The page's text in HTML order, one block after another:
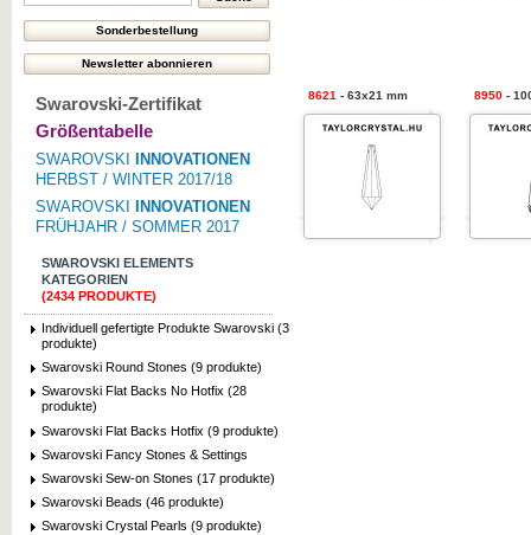
Swarovski-Zertifikat
Größentabelle
SWAROVSKI
INNOVATIONEN
HERBST / WINTER 2017/18
SWAROVSKI
INNOVATIONEN
FRÜHJAHR / SOMMER 2017
SWAROVSKI ELEMENTS
KATEGORIEN
(2434 PRODUKTE)
Individuell gefertigte Produkte Swarovski (3
produkte)
Swarovski Round Stones (9 produkte)
Swarovski Flat Backs No Hotfix (28
produkte)
Swarovski Flat Backs Hotfix (9 produkte)
Swarovski Fancy Stones & Settings
Swarovski Sew-on Stones (17 produkte)
Swarovski Beads (46 produkte)
Swarovski Crystal Pearls (9 produkte)
8621 - 63x21 mm 8950 -